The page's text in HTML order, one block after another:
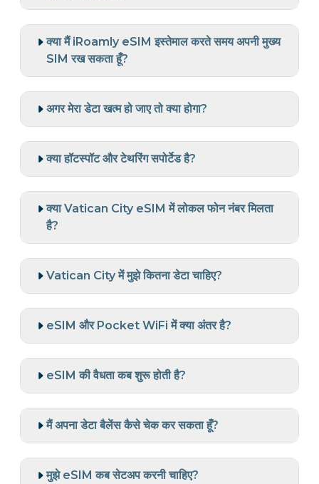
क्या मैं iRoamly eSIM इस्तेमाल करते समय अपनी मुख्य
SIM रख सकता हूँ?
अगर मेरा डेटा खत्म हो जाए तो क्या होगा?
क्या हॉटस्पॉट और टेथरिंग सपोर्टेड है?
क्या Vatican City eSIM में लोकल फोन नंबर मिलता
है?
Vatican City में मुझे कितना डेटा चाहिए?
eSIM और Pocket WiFi में क्या अंतर है?
eSIM की वैधता कब शुरू होती है?
मैं अपना डेटा बैलेंस कैसे चेक कर सकता हूँ?
मुझे eSIM कब सेटअप करनी चाहिए?